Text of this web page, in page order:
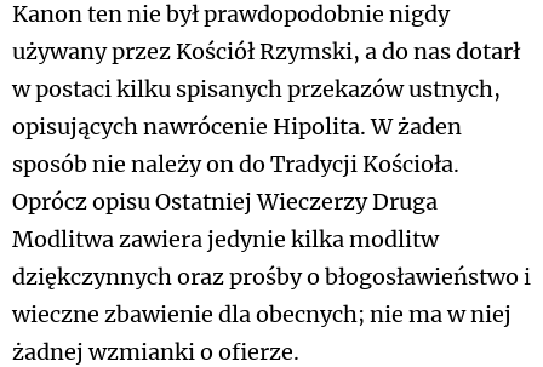
Kanon ten nie był prawdopodobnie nigdy
używany przez Kościół Rzymski, a do nas dotarł
w postaci kilku spisanych przekazów ustnych,
opisujących nawrócenie Hipolita. W żaden
sposób nie należy on do Tradycji Kościoła.
Oprócz opisu Ostatniej Wieczerzy Druga
Modlitwa zawiera jedynie kilka modlitw
dziękczynnych oraz prośby o błogosławieństwo i
wieczne zbawienie dla obecnych; nie ma w niej
żadnej wzmianki o ofierze.